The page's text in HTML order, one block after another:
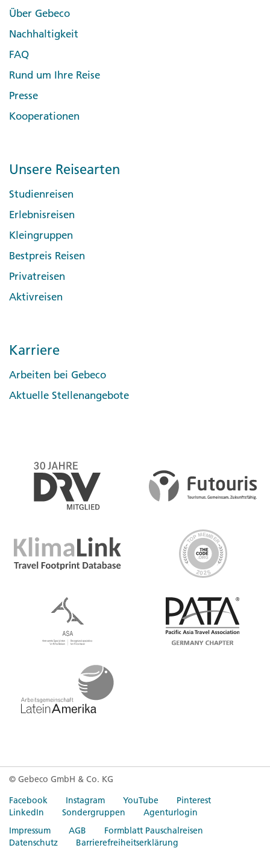
Über Gebeco
Nachhaltigkeit
FAQ
Rund um Ihre Reise
Presse
Kooperationen
Unsere Reisearten
Studienreisen
Erlebnisreisen
Kleingruppen
Bestpreis Reisen
Privatreisen
Aktivreisen
Karriere
Arbeiten bei Gebeco
Aktuelle Stellenangebote
© Gebeco GmbH & Co. KG
Facebook
Instagram YouTube
Pinterest
LinkedIn
Sondergruppen
Agenturlogin
Impressum
AGB
Formblatt Pauschalreisen
Datenschutz
Barrierefreiheitserklärung